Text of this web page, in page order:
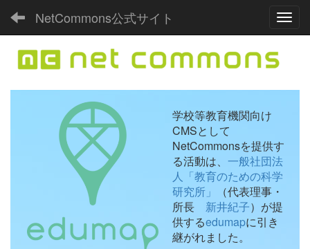
NetCommons公式サイト
学校等教育機関向け
CMSとして
NetCommonsを提供す
る活動は、 一般社団法
人「教育のための科学
研究所」
（代表理事・
所長 新井紀子）が提
供するedumapに引き
継がれました。